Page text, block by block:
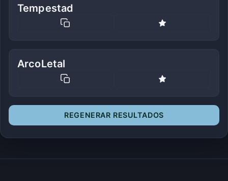
Tempestad
ArcoLetal
REGENERAR RESULTADOS